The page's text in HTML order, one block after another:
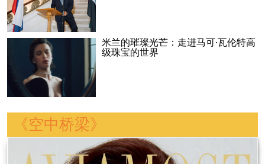
米兰的璀璨光芒：走进马可·瓦伦特高
级珠宝的世界
《空中桥梁》